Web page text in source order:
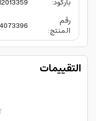
باركود:
رقم
المنتج:
4073396
التقييمات